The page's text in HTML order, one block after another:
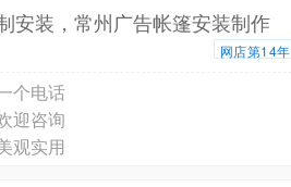
安装，常州广告帐篷安装制作
网店第14年
个电话
迎咨询
观实用